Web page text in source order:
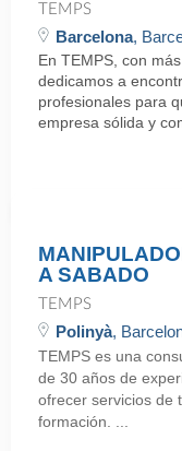
TEMPS
Barcelona,
En TEMPS, con
dedicamos a
profesionales para
empresa sólida y
A SABADO
TEMPS
Polinyà,
TEMPS es una
de 30 años de
ofrecer servicios de
formación. ...